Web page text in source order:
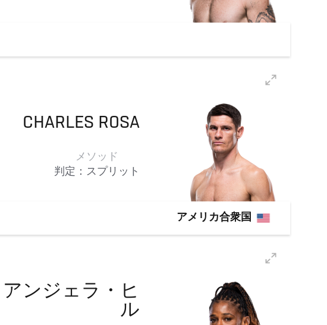
CHARLES ROSA
メソッド
判定：スプリット
アメリカ合衆国
アンジェラ・ヒ
ル